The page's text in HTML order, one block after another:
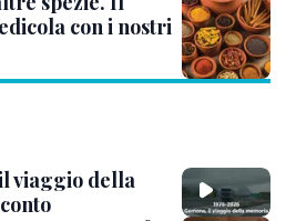
con i nostri
viaggio della